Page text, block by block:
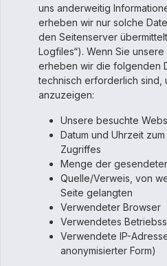
uns anderweitig
erheben wir nur solche
den Seitenserver
Logfiles“). Wenn Sie
erheben wir die folgenden
technisch erforderlich sind,
anzuzeigen:
Unsere besuchte
Datum und Uhrzeit
Zugriffes
Menge der
Quelle/Verweis, von
Seite gelangten
Verwendeter Browser
Verwendetes
Verwendete IP-
anonymisierter Form)